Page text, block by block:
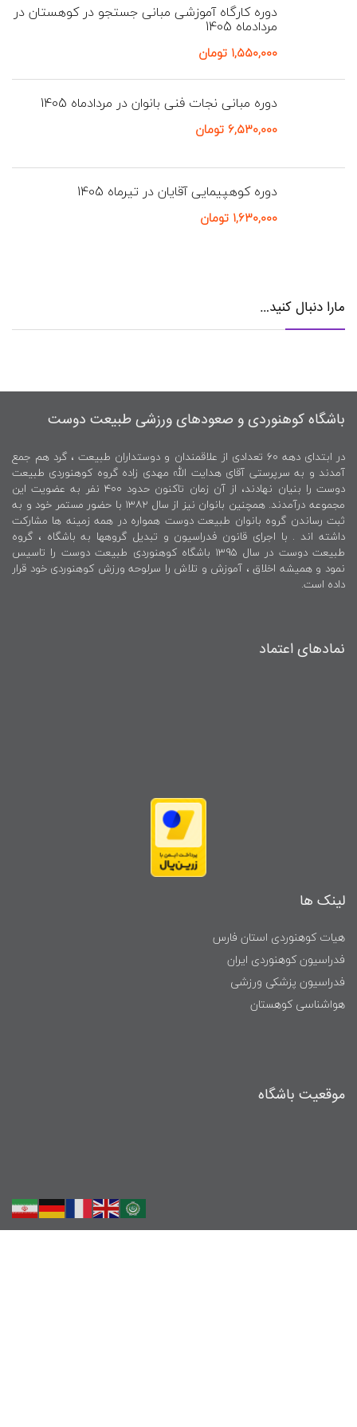
دوره کارگاه آموزشی مبانی جستجو در کوهستان در
مردادماه 1405
۱,۵۵۰,۰۰۰ تومان
دوره مبانی نجات فنی بانوان در مردادماه 1405
۶,۵۳۰,۰۰۰تومان
دوره کوهپیمایی آقایان در تیرماه 1405
۱,۶۳۰,۰۰۰ تومان
مارا دنبال کنید…
باشگاه کوهنوردی و صعودهای ورزشی طبیعت دوست
در ابتدای دهه ۶۰ تعدادی از علاقمندان و دوستداران طبیعت ، گرد هم جمع
آمدند و به سرپرستی آقای هدایت الله مهدی زاده گروه کوهنوردی طبیعت
دوست را بنیان نهادند، از آن زمان تاکنون حدود ۴۰۰ نفر به عضویت این
مجموعه درآمدند. همچنین بانوان نیز از سال ۱۳۸۲ با حضور مستمر خود و به
ثبت رساندن گروه بانوان طبیعت دوست همواره در همه زمینه ها مشارکت
داشته اند . با اجرای قانون فدراسیون و تبدیل گروهها به باشگاه ، گروه
طبیعت دوست در سال ۱۳۹۵ باشگاه کوهنوردی طبیعت دوست را تاسیس
نمود و همیشه اخلاق ، آموزش و تلاش را سرلوحه ورزش کوهنوردی خود قرار
داده است.
نمادهای اعتماد
لینک ها
هیات کوهنوردی استان فارس
فدراسیون کوهنوردی ایران
فدراسیون پزشکی ورزشی
هواشناسی کوهستان
موقعیت باشگاه